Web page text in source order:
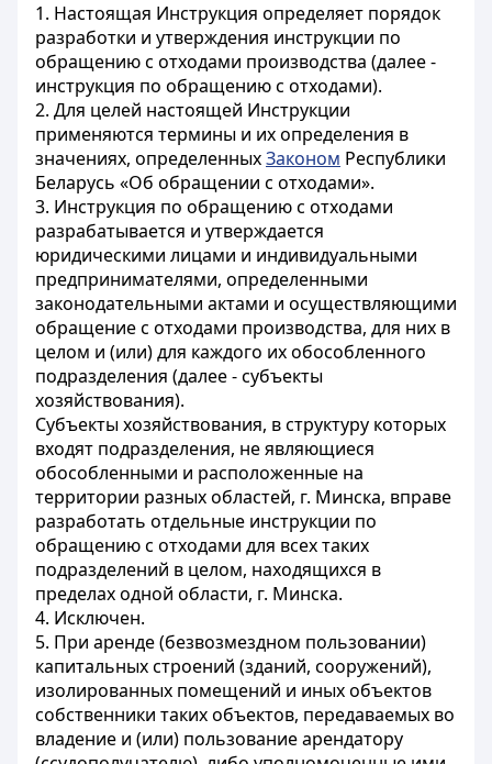
1. Настоящая Инструкция определяет порядок
разработки и утверждения инструкции по
обращению с отходами производства (далее -
инструкция по обращению с отходами).
2. Для целей настоящей Инструкции
применяются термины и их определения в
значениях, определенныхЗаконом Республики
Беларусь «Об обращении с отходами».
3. Инструкция по обращению с отходами
разрабатывается и утверждается
юридическими лицами и индивидуальными
предпринимателями, определенными
законодательными актами и осуществляющими
обращение с отходами производства, для них в
целом и (или) для каждого их обособленного
подразделения (далее - субъекты
хозяйствования).
Субъекты хозяйствования, в структуру которых
входят подразделения, не являющиеся
обособленными и расположенные на
территории разных областей, г. Минска, вправе
разработать отдельные инструкции по
обращению с отходами для всех таких
подразделений в целом, находящихся в
пределах одной области, г. Минска.
4. Исключен.
5. При аренде (безвозмездном пользовании)
капитальных строений (зданий, сооружений),
изолированных помещений и иных объектов
собственники таких объектов, передаваемых во
владение и (или) пользование арендатору